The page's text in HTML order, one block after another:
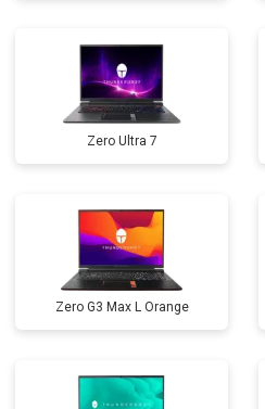
Zero Ultra 7
Zero G3 Max L Orange